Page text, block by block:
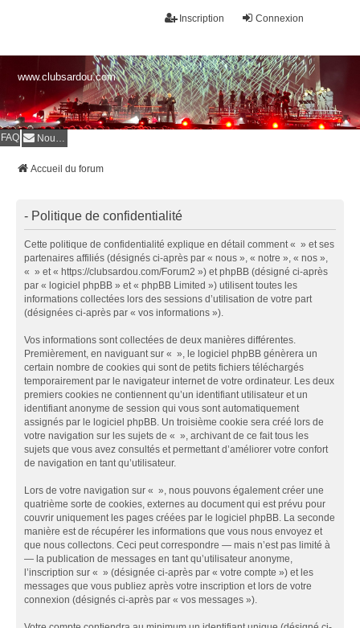
Connexion
Inscription
www.clubsardou.com
FAQ Nous contacter
Accueil du forum
- Politique de confidentialité
Cette politique de confidentialité explique en détail comment « » et ses
partenaires affiliés (désignés ci-après par « nous », « notre », « nos »,
« » et « https://clubsardou.com/Forum2 ») et phpBB (désigné ci-après
par « logiciel phpBB » et « phpBB Limited ») utilisent toutes les
informations collectées lors des sessions d’utilisation de votre part
(désignées ci-après par « vos informations »).
Vos informations sont collectées de deux manières différentes.
Premièrement, en naviguant sur « », le logiciel phpBB génèrera un
certain nombre de cookies qui sont de petits fichiers téléchargés
temporairement par le navigateur internet de votre ordinateur. Les deux
premiers cookies ne contiennent qu’un identifiant utilisateur et un
identifiant anonyme de session qui vous sont automatiquement
assignés par le logiciel phpBB. Un troisième cookie sera créé lors de
votre navigation sur les sujets de « », archivant de ce fait tous les
sujets que vous avez consultés et permettant d’améliorer votre confort
de navigation en tant qu’utilisateur.
Lors de votre navigation sur « », nous pouvons également créer une
quatrième sorte de cookies, externes au document qui est prévu pour
couvrir uniquement les pages créées par le logiciel phpBB. La seconde
manière est de récupérer les informations que vous nous envoyez et
que nous collectons. Ceci peut correspondre — mais n’est pas limité à
— la publication de messages en tant qu’utilisateur anonyme,
l’inscription sur « » (désignée ci-après par « votre compte ») et les
messages que vous publiez après votre inscription et lors de votre
connexion (désignés ci-après par « vos messages »).